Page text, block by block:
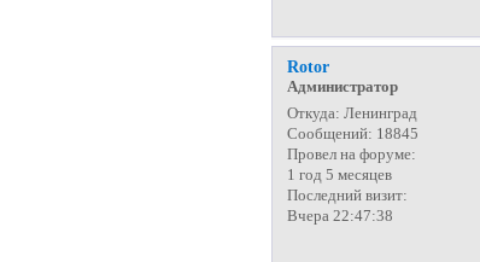
Rotor
Администратор
Откуда: Ленинград
Сообщений: 18845
Провел на форуме:
1 год 5 месяцев
Последний визит:
Вчера 22:47:38